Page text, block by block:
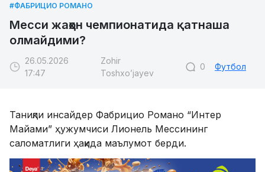
#ФАБРИЦИО РОМАНО
Месси жаҳон чемпионатида қатнаша
олмайдими?
26.05.2026
17:47
Zohir
Toshxo’jayev
0 Футбол
Таниқли инсайдер Фабрицио Романо “Интер
Майами” ҳужумчиси Лионель Мессининг
саломатлиги ҳақида маълумот берди.